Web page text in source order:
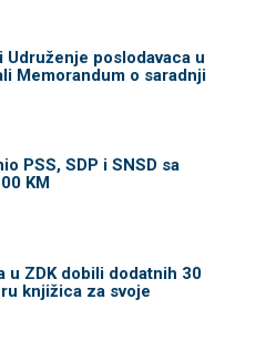
Udruženje poslodavaca u
Memorandum o saradnji
PSS, SDP i SNSD sa
KM
u ZDK dobili dodatnih 30
knjižica za svoje